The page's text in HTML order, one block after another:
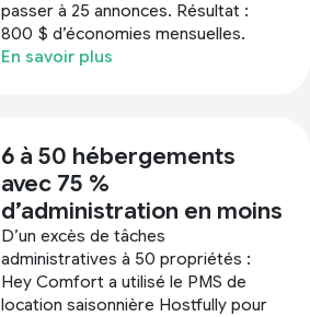
passer à 25 annonces. Résultat :
800 $ d’économies mensuelles.
En savoir plus
6 à 50 hébergements
avec 75 %
d’administration en moins
D’un excès de tâches
administratives à 50 propriétés :
Hey Comfort a utilisé le PMS de
location saisonnière Hostfully pour